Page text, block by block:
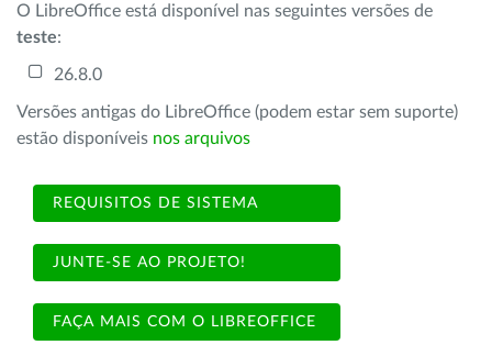
O LibreOffice está disponível nas seguintes versões de
teste:
26.8.0
Versões antigas do LibreOffice (podem estar sem suporte)
estão disponíveis nos arquivos
REQUISITOS DE SISTEMA
JUNTE-SE AO PROJETO!
FAÇA MAIS COM O LIBREOFFICE